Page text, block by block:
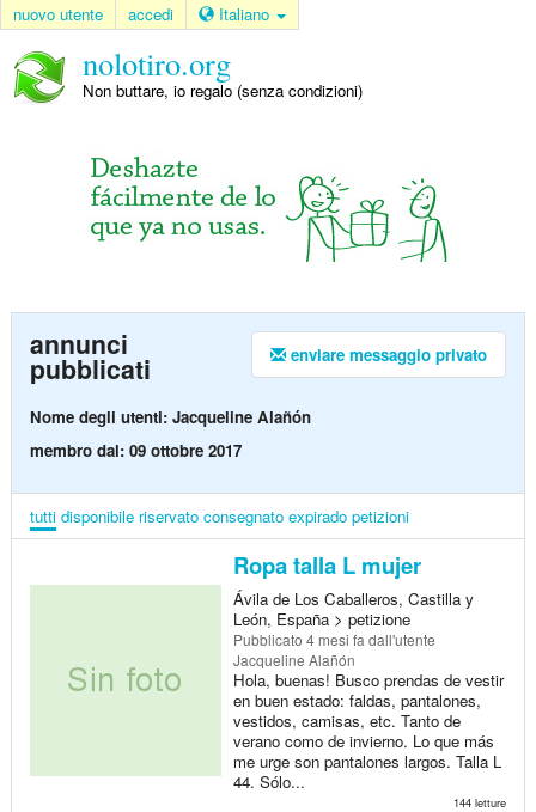
nuovo utente accedi Italiano
nolotiro.org
Non buttare, io regalo (senza condizioni)
enviare messaggio privato
annunci
pubblicati
Nome degli utenti: Jacqueline Alañón
membro dal: 09 ottobre 2017
tutti disponibile riservato consegnato expirado petizioni
Ropa talla L mujer
Ávila de Los Caballeros, Castilla y
León, España > petizione
Pubblicato 4 mesi fa dall'utente
Jacqueline Alañón
Hola, buenas! Busco prendas de vestir
en buen estado: faldas, pantalones,
vestidos, camisas, etc. Tanto de
verano como de invierno. Lo que más
me urge son pantalones largos. Talla L
44. Sólo...
144 letture